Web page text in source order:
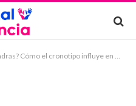
cronotipo influye en el rendimiento académico de niños y adolescentes